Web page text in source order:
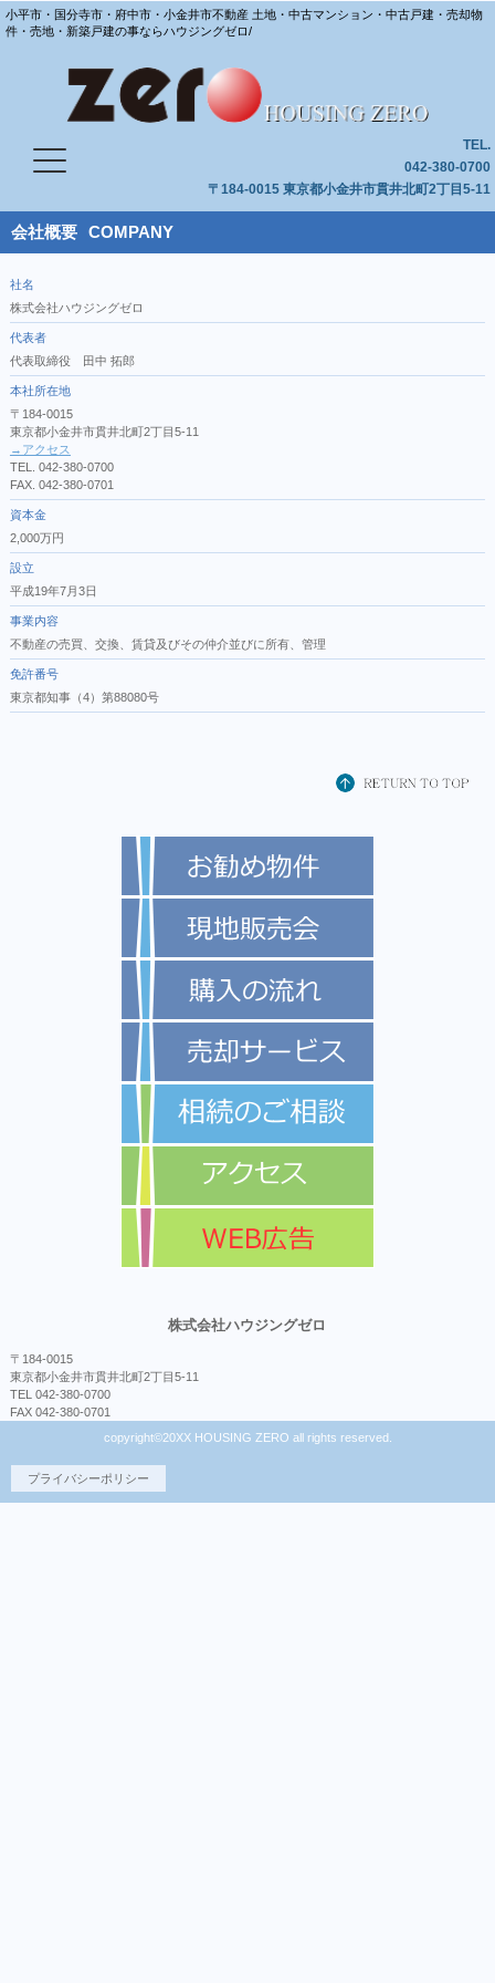
小平市・国分寺市・府中市・小金井市不動産 土地・中古マンション・中古戸建・売却物
件・売地・新築戸建の事ならハウジングゼロ/
TEL.
042-380-0700
〒184-0015 東京都小金井市貫井北町2丁目5-11
会社概要 COMPANY
社名
株式会社ハウジングゼロ
代表者
代表取締役 田中 拓郎
本社所在地
〒184-0015
東京都小金井市貫井北町2丁目5-11
→アクセス
TEL. 042-380-0700
FAX. 042-380-0701
資本金
2,000万円
設立
平成19年7月3日
事業内容
不動産の売買、交換、賃貸及びその仲介並びに所有、管理
免許番号
東京都知事（4）第88080号
株式会社ハウジングゼロ
〒184-0015
東京都小金井市貫井北町2丁目5-11
TEL 042-380-0700
FAX 042-380-0701
copyright©20XX HOUSING ZERO all rights reserved.
プライバシーポリシー